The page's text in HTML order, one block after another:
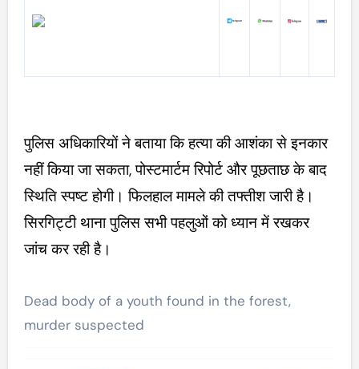
पुलिस अधिकारियों ने बताया कि हत्या की आशंका से इनकार
नहीं किया जा सकता, पोस्टमार्टम रिपोर्ट और पूछताछ के बाद
स्थिति स्पष्ट होगी। फिलहाल मामले की तफ्तीश जारी है।
सिरगिट्टी थाना पुलिस सभी पहलुओं को ध्यान में रखकर
जांच कर रही है।
Dead body of a youth found in the forest,
murder suspected